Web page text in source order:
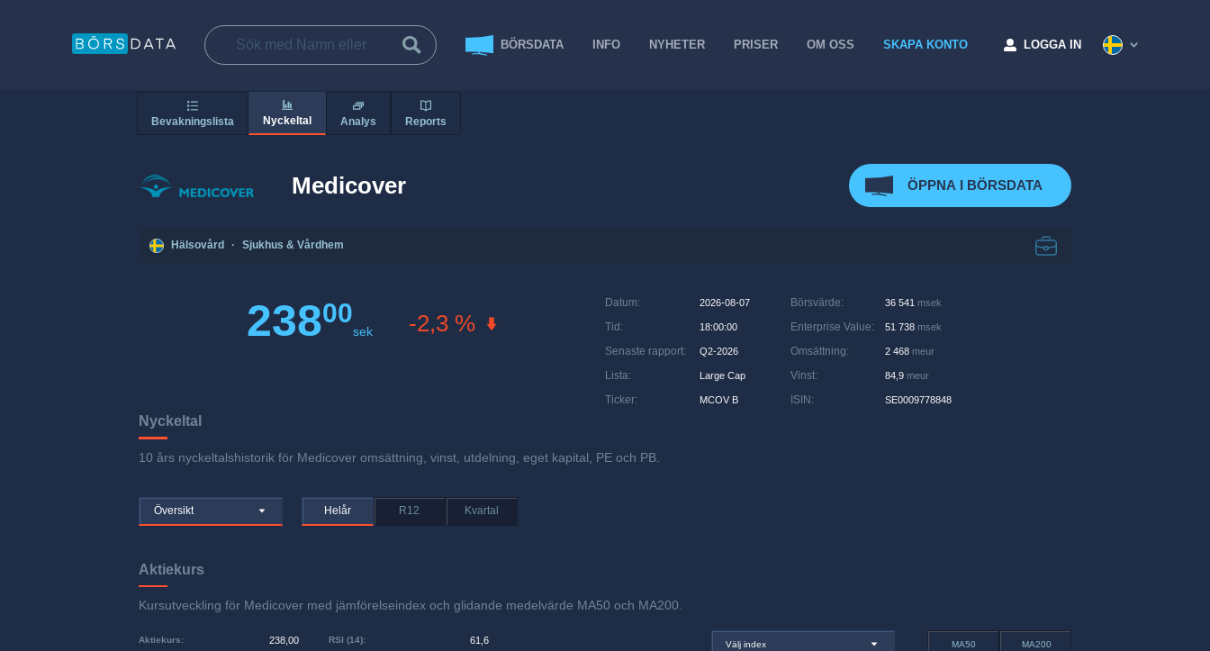
BÖRSDATA INFO NYHETER PRISER OM OSS SKAPA KONTO LOGGA IN
Bevakningslista Nyckeltal Analys Reports
Medicover ÖPPNA I BÖRSDATA
Hälsovård · Sjukhus & Vårdhem
23800
sek -2,3 %
Datum: 2026-08-07
Tid : 18:00:00
Senaste rapport: Q2-2026
Lista: Large Cap
Ticker: MCOV B
Börsvärde: 36 541 msek
Enterprise Value: 51 738 msek
Omsättning: 2 468 meur
Vinst: 84,9 meur
ISIN : SE0009778848
Nyckeltal
10 års nyckeltalshistorik för Medicover omsättning, vinst, utdelning, eget kapital, PE och PB.
Översikt Helår R12 Kvartal
Aktiekurs
Kursutveckling för Medicover med jämförelseindex och glidande medelvärde MA50 och MA200.
Aktiekurs: 238,00 RSI (14): 61,6 Välj index MA50 MA200